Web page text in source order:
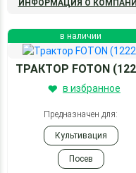
ИНФОРМАЦИЯ О
в наличии
ТРАКТОР FOTON
в избранное
Предназначен для:
Культивация
Посев